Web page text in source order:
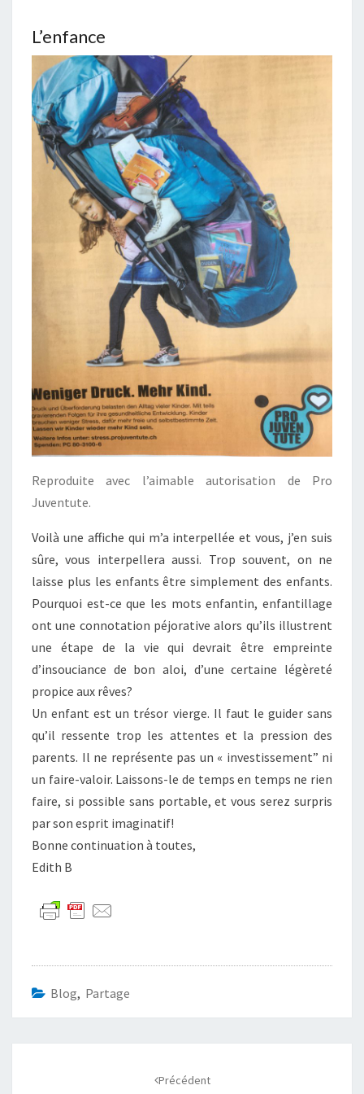
L’enfance
Reproduite avec l’aimable autorisation de Pro
Juventute.
Voilà une affiche qui m’a interpellée et vous, j’en suis
sûre, vous interpellera aussi. Trop souvent, on ne
laisse plus les enfants être simplement des enfants.
Pourquoi est-ce que les mots enfantin, enfantillage
ont une connotation péjorative alors qu’ils illustrent
une étape de la vie qui devrait être empreinte
d’insouciance de bon aloi, d’une certaine légèreté
propice aux rêves?
Un enfant est un trésor vierge. Il faut le guider sans
qu’il ressente trop les attentes et la pression des
parents. Il ne représente pas un « investissement” ni
un faire-valoir. Laissons-le de temps en temps ne rien
faire, si possible sans portable, et vous serez surpris
par son esprit imaginatif!
Bonne continuation à toutes,
Edith B
Blog, Partage
Précédent